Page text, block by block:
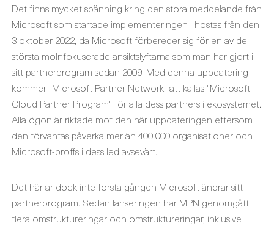
Det finns mycket spänning kring den stora meddelande från
Microsoft som startade implementeringen i höstas från den
3 oktober 2022, då Microsoft förbereder sig för en av de
största molnfokuserade ansiktslyftarna som man har gjort i
sitt partnerprogram sedan 2009. Med denna uppdatering
kommer "Microsoft Partner Network" att kallas "Microsoft
Cloud Partner Program" för alla dess partners i ekosystemet.
Alla ögon är riktade mot den här uppdateringen eftersom
den förväntas påverka mer än 400 000 organisationer och
Microsoft-proffs i dess led avsevärt.
Det här är dock inte första gången Microsoft ändrar sitt
partnerprogram. Sedan lanseringen har MPN genomgått
flera omstruktureringar och omstruktureringar, inklusive